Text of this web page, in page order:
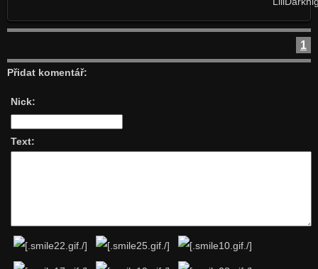
1
Přidat komentář:
Nick:
Text: